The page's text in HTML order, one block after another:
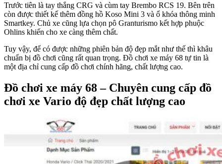
Trước tiên là tay thắng CRG và cùm tay Brembo RCS 19. Bên trên
còn được thiết kế thêm đồng hồ Koso Mini 3 và ổ khóa thông minh
Smartkey. Chủ xe cũng lựa chọn pô Granturismo kết hợp phuộc
Ohlins khiến cho xe càng thêm chất.
Tuy vậy, để có được những phiên bản độ đẹp mắt như thế thì khâu
chuẩn bị đồ chơi cũng rất quan trọng. Đồ chơi xe máy 68 tự tin là
một địa chỉ cung cấp đồ chơi chính hãng, chất lượng cao.
Đồ chơi xe máy 68 – Chuyên cung cấp đồ
chơi xe Vario độ đẹp chất lượng cao